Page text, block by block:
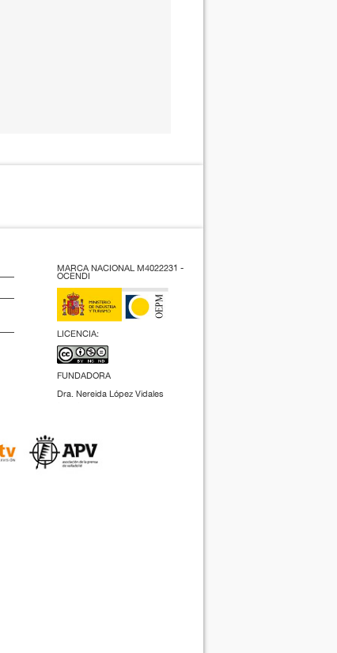
MARCA NACIONAL M4022231 -
OCENDI
LICENCIA:
FUNDADORA
Dra. Nereida López Vidales